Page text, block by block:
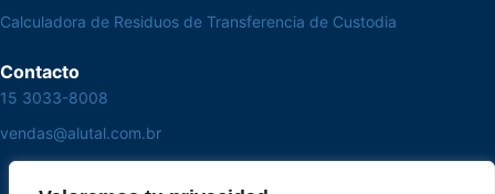
Calculadora de Residuos de Transferencia de Custodia
Contacto
15 3033-8008
vendas@alutal.com.br